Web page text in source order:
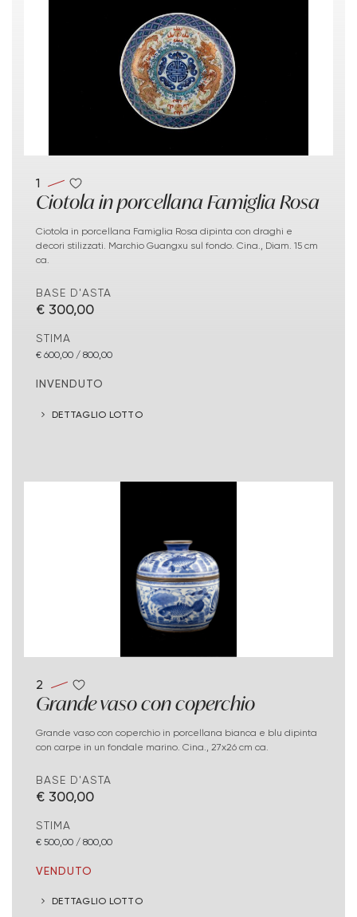
1
Ciotola in porcellana Famiglia Rosa
Ciotola in porcellana Famiglia Rosa dipinta con draghi e
decori stilizzati. Marchio Guangxu sul fondo. Cina., Diam. 15 cm
ca.
BASE D'ASTA
€ 300,00
STIMA
€ 600,00 / 800,00
INVENDUTO
DETTAGLIO LOTTO
2
Grande vaso con coperchio
Grande vaso con coperchio in porcellana bianca e blu dipinta
con carpe in un fondale marino. Cina., 27x26 cm ca.
BASE D'ASTA
€ 300,00
STIMA
€ 500,00 / 800,00
VENDUTO
DETTAGLIO LOTTO